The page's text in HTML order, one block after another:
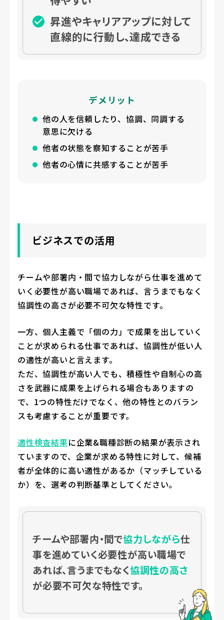
昇進やキャリアアップに対して
直線的に行動し、達成できる
デメリット
他の人を信頼したり、協調、同調する
意思に欠ける
他者の状態を察知することが苦手
他者の心情に共感することが苦手
ビジネスでの活用
チームや部署内・間で協力しながら仕事を進めて
いく必要性が高い職場であれば、言うまでもなく
協調性の高さが必要不可欠な特性です。
一方、個人主義で「個の力」で成果を出していく
ことが求められる仕事であれば、協調性が低い人
の適性が高いと言えます。
ただ、協調性が高い人でも、積極性や自制心の高
さを武器に成果を上げられる場合もありますの
で、1つの特性だけでなく、他の特性とのバラン
スも考慮することが重要です。
適性検査結果に企業&職種診断の結果が表示され
ていますので、企業が求める特性に対して、候補
者が全体的に高い適性があるか（マッチしている
か）を、選考の判断基準としてください。
チームや部署内・間で協力しながら仕
事を進めていく必要性が高い職場で
あれば、言うまでもなく協調性の高さ
が必要不可欠な特性です。